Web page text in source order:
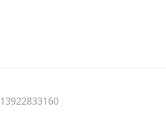
13922833160